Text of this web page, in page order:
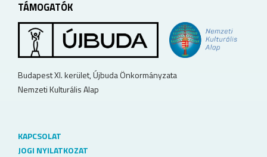
TÁMOGATÓK
Budapest XI. kerület, Újbuda Önkormányzata
Nemzeti Kulturális Alap
KAPCSOLAT
JOGI NYILATKOZAT